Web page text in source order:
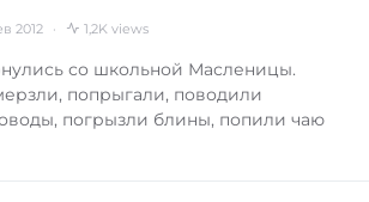
2012 1,2K views
со школьной Масленицы.
попрыгали, поводили
погрызли блины, попили чаю